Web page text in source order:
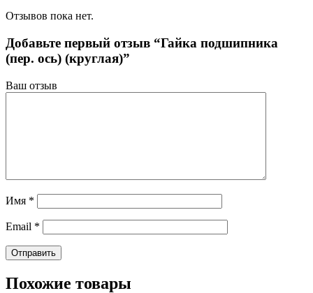
Отзывов пока нет.
Добавьте первый отзыв “Гайка подшипника
(пер. ось) (круглая)”
Ваш отзыв
Имя *
Email *
Похожие товары